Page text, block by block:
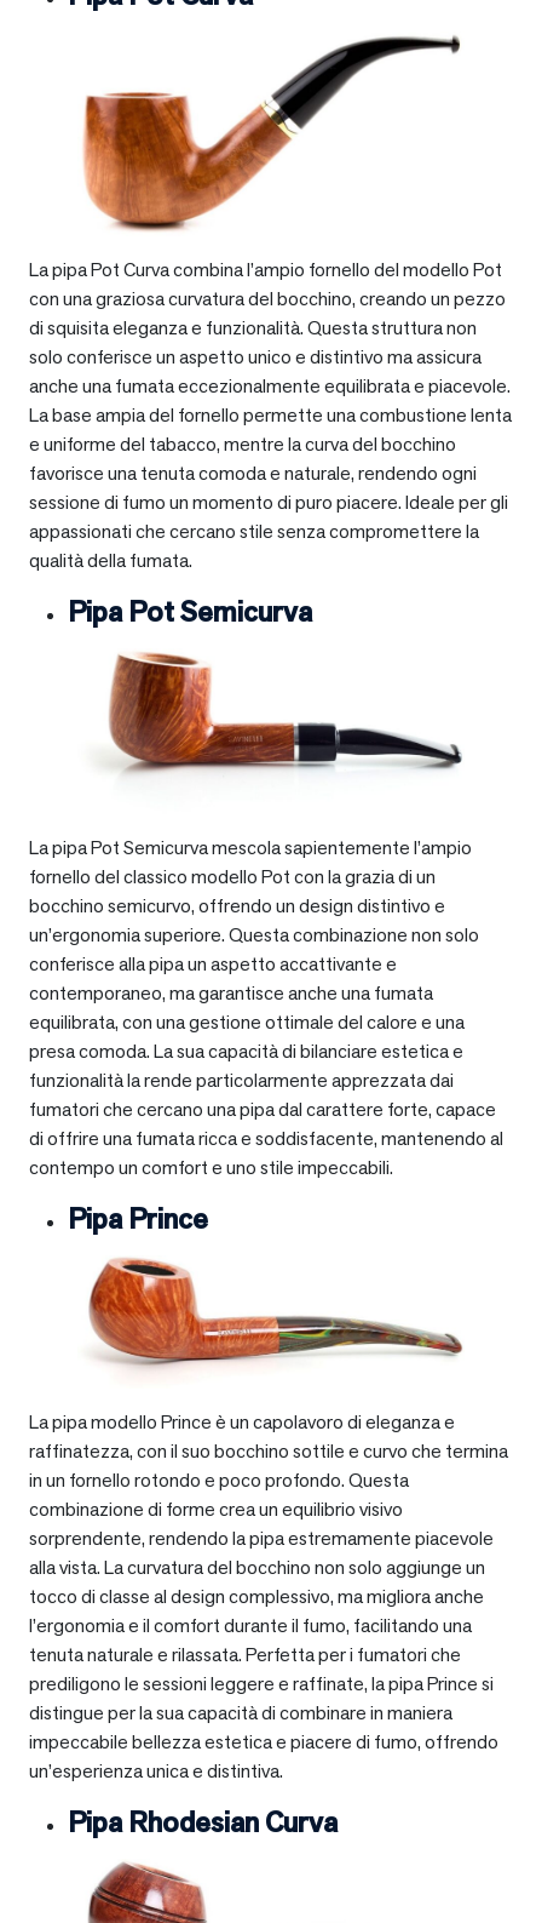
La pipa Pot Curva combina l’ampio fornello del modello Pot
con una graziosa curvatura del bocchino, creando un pezzo
di squisita eleganza e funzionalità. Questa struttura non
solo conferisce un aspetto unico e distintivo ma assicura
anche una fumata eccezionalmente equilibrata e piacevole.
La base ampia del fornello permette una combustione lenta
e uniforme del tabacco, mentre la curva del bocchino
favorisce una tenuta comoda e naturale, rendendo ogni
sessione di fumo un momento di puro piacere. Ideale per gli
appassionati che cercano stile senza compromettere la
qualità della fumata.
Pipa Pot Semicurva
La pipa Pot Semicurva mescola sapientemente l’ampio
fornello del classico modello Pot con la grazia di un
bocchino semicurvo, offrendo un design distintivo e
un’ergonomia superiore. Questa combinazione non solo
conferisce alla pipa un aspetto accattivante e
contemporaneo, ma garantisce anche una fumata
equilibrata, con una gestione ottimale del calore e una
presa comoda. La sua capacità di bilanciare estetica e
funzionalità la rende particolarmente apprezzata dai
fumatori che cercano una pipa dal carattere forte, capace
di offrire una fumata ricca e soddisfacente, mantenendo al
contempo un comfort e uno stile impeccabili.
Pipa Prince
La pipa modello Prince è un capolavoro di eleganza e
raffinatezza, con il suo bocchino sottile e curvo che termina
in un fornello rotondo e poco profondo. Questa
combinazione di forme crea un equilibrio visivo
sorprendente, rendendo la pipa estremamente piacevole
alla vista. La curvatura del bocchino non solo aggiunge un
tocco di classe al design complessivo, ma migliora anche
l’ergonomia e il comfort durante il fumo, facilitando una
tenuta naturale e rilassata. Perfetta per i fumatori che
prediligono le sessioni leggere e raffinate, la pipa Prince si
distingue per la sua capacità di combinare in maniera
impeccabile bellezza estetica e piacere di fumo, offrendo
un’esperienza unica e distintiva.
Pipa Rhodesian Curva